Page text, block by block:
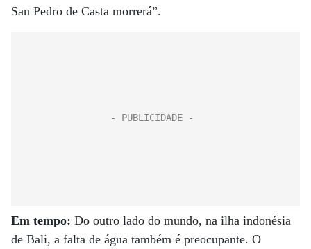
San Pedro de Casta morrerá”.
Em tempo: Do outro lado do mundo, na ilha indonésia
de Bali, a falta de água também é preocupante. O